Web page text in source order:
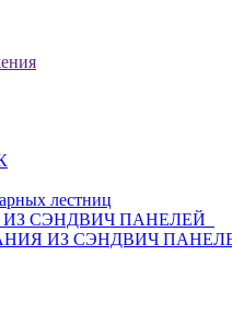
лестниц
СЭНДВИЧ ПАНЕЛЕЙ
ИЗ СЭНДВИЧ